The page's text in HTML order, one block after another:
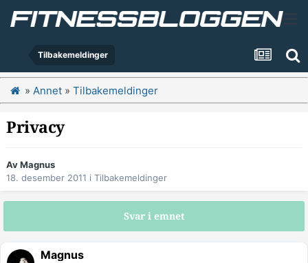
Tilbakemeldinger
» Annet » Tilbakemeldinger
Privacy
AvMagnus
18. desember 2011 i Tilbakemeldinger
Svar i emnet
Magnus